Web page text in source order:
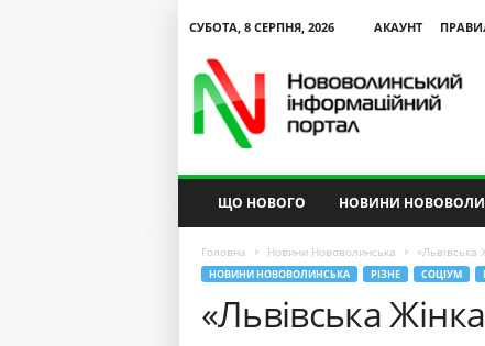
СУБОТА, 8 СЕРПНЯ, 2026 АКАУНТ
ЩО НОВОГО НОВИНИ
Головна Новини Нововолинська «Львівська
НОВИНИ НОВОВОЛИНСЬКА РІЗНЕ СОЦІУМ
«Львівська